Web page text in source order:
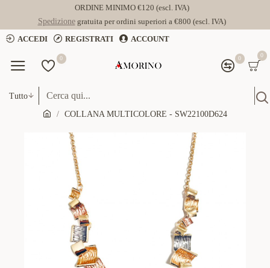
ORDINE MINIMO €120 (escl. IVA)
Spedizionegratuita per ordini superiori a €800 (escl. IVA)
ACCEDI
REGISTRATI ACCOUNT
0 0 0
Tutto
COLLANA MULTICOLORE - SW22100D624